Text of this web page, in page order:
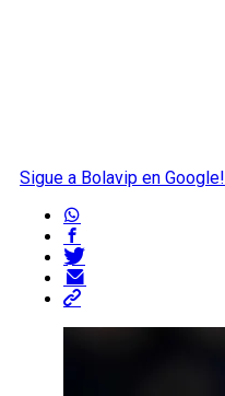
Sigue a Bolavip en Google!